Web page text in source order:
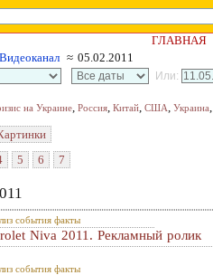
ГЛАВНАЯ
Видеоканал ≈ 05.02.2011
Или:
на Украине, Россия, Китай, США, Украина,
5 6 7
события факты
Niva 2011. Рекламный ролик
события факты